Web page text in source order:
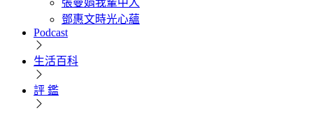
張曼娟我輩中人
鄧惠文時光心蘊
Podcast
生活百科
評 鑑